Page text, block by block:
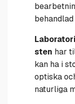
sten har
kan ha i
optiska
naturliga